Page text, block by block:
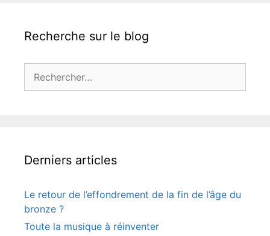
Recherche sur le blog
Derniers articles
Le retour de l’effondrement de la fin de l’âge du
bronze ?
Toute la musique à réinventer